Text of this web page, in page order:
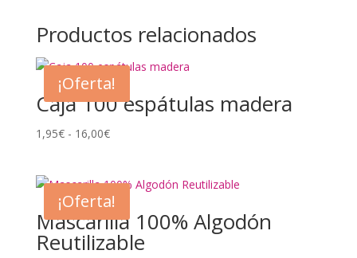
Productos relacionados
¡Oferta!
Caja 100 espátulas madera
1,95€ - 16,00€Rango
desde
1,95€
hasta
16,00€
¡Oferta!
Mascarilla 100% Algodón
Reutilizable